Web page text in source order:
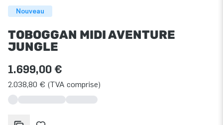
Nouveau
TOBOGGAN MIDI AVENTURE
JUNGLE
1.699,00 €
2.038,80 € (TVA comprise)